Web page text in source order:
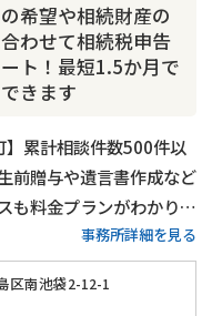
希望や相続財産の
わせて相続税申告
ト！最短1.5か月で
きます
】累計相談件数500件以
前贈与や遺言書作成など
も料金プランがわかりや
で相続税申告をするなら
の実務経験がある税理
事務所詳細を見る
区南池袋2-12-1